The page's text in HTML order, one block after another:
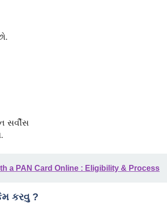
સર્વીસ
a PAN Card Online : Eligibility & Process
કરવુ ?